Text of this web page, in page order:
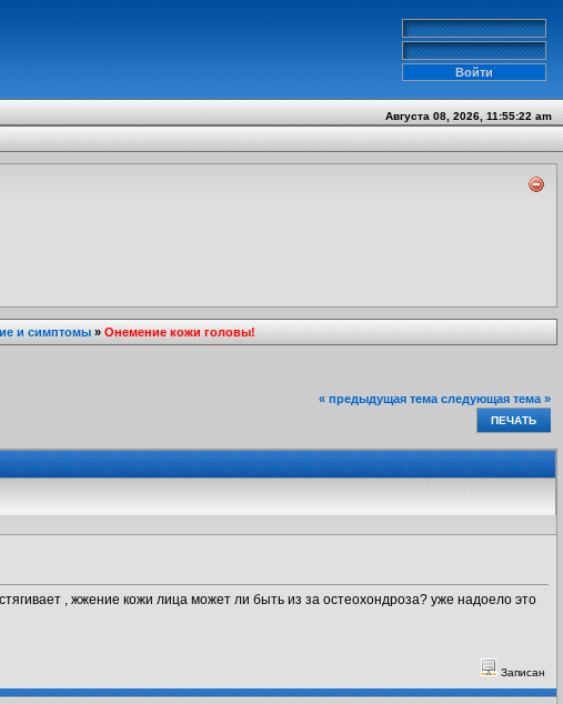
Августа 08, 2026, 11:55:22 am
и симптомы»Онемение кожи головы!
« предыдущая тема следующая тема »
ПЕЧАТЬ
, жжение кожи лица может ли быть из за остеохондроза? уже надоело это
Записан